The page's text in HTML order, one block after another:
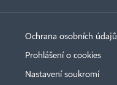
Ochrana osobních údajů
Prohlášení o cookies
Nastavení soukromí